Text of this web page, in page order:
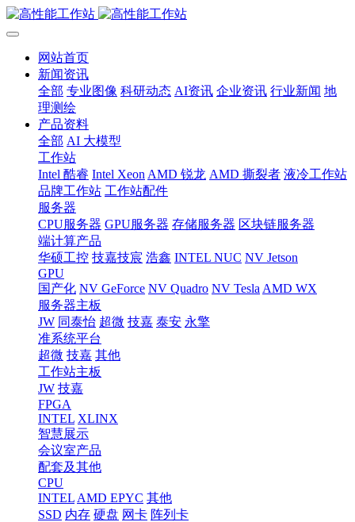
网站首页
新闻资讯
全部 专业图像 科研动态 AI资讯 企业资讯 行业新闻 地
理测绘
产品资料
全部 AI 大模型
工作站
Intel 酷睿 Intel Xeon AMD 锐龙 AMD 撕裂者 液冷工作站
品牌工作站 工作站配件
服务器
CPU服务器 GPU服务器 存储服务器 区块链服务器
端计算产品
华硕工控 技嘉技宸 浩鑫 INTEL NUC NV Jetson
GPU
国产化 NV GeForce NV Quadro NV Tesla AMD WX
服务器主板
JW 同泰怡 超微 技嘉 泰安 永擎
准系统平台
超微 技嘉 其他
工作站主板
JW 技嘉
FPGA
INTEL XLINX
智慧展示
会议室产品
配套及其他
CPU
INTEL AMD EPYC 其他
SSD 内存 硬盘 网卡 阵列卡